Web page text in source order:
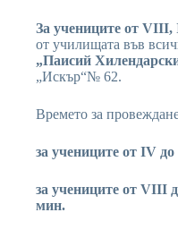
За учениците от
от училищата във
„Паисий
„Искър“№ 62.
Времето за
за учениците от IV до
за учениците от VІІІ
мин.